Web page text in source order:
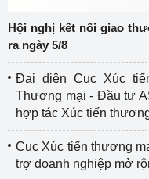
Hội nghị kết nối giao
ra ngày 5/8
Đại diện Cục Xúc
Thương mại - Đầu tư
hợp tác Xúc tiến
Cục Xúc tiến thương
trợ doanh nghiệp mở